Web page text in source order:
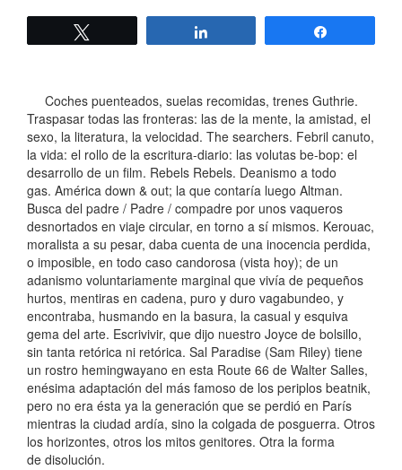
Coches puenteados, suelas recomidas, trenes Guthrie.
Traspasar todas las fronteras: las de la mente, la amistad, el
sexo, la literatura, la velocidad. The searchers. Febril canuto,
la vida: el rollo de la escritura-diario: las volutas be-bop: el
desarrollo de un film. Rebels Rebels. Deanismo a todo
gas. América down & out; la que contaría luego Altman.
Busca del padre / Padre / compadre por unos vaqueros
desnortados en viaje circular, en torno a sí mismos. Kerouac,
moralista a su pesar, daba cuenta de una inocencia perdida,
o imposible, en todo caso candorosa (vista hoy); de un
adanismo voluntariamente marginal que vivía de pequeños
hurtos, mentiras en cadena, puro y duro vagabundeo, y
encontraba, husmando en la basura, la casual y esquiva
gema del arte. Escrivivir, que dijo nuestro Joyce de bolsillo,
sin tanta retórica ni retórica. Sal Paradise (Sam Riley) tiene
un rostro hemingwayano en esta Route 66 de Walter Salles,
enésima adaptación del más famoso de los periplos beatnik,
pero no era ésta ya la generación que se perdió en París
mientras la ciudad ardía, sino la colgada de posguerra. Otros
los horizontes, otros los mitos genitores. Otra la forma
de disolución.